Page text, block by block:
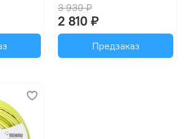
3 930 ₽
2 810 ₽
Предзаказ